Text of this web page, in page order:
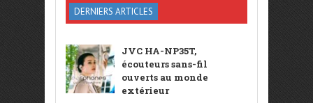
DERNIERS ARTICLES
JVC HA-NP35T,
écouteurs sans-fil
ouverts au monde
extérieur